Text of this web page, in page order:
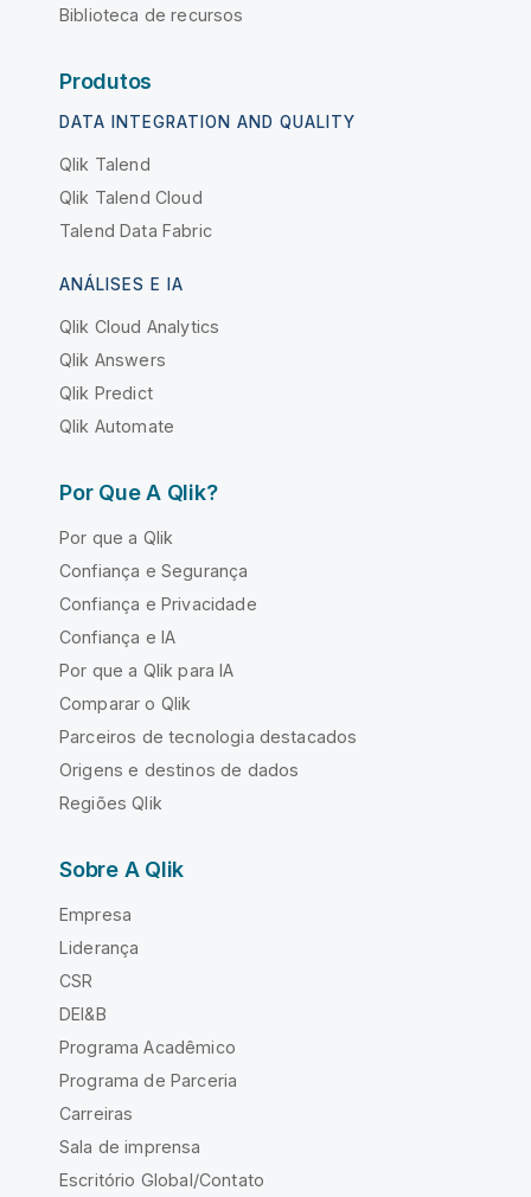
Biblioteca de recursos
Produtos
DATA INTEGRATION AND QUALITY
Qlik Talend
Qlik Talend Cloud
Talend Data Fabric
ANÁLISES E IA
Qlik Cloud Analytics
Qlik Answers
Qlik Predict
Qlik Automate
Por Que A Qlik?
Por que a Qlik
Confiança e Segurança
Confiança e Privacidade
Confiança e IA
Por que a Qlik para IA
Comparar o Qlik
Parceiros de tecnologia destacados
Origens e destinos de dados
Regiões Qlik
Sobre A Qlik
Empresa
Liderança
CSR
DEI&B
Programa Acadêmico
Programa de Parceria
Carreiras
Sala de imprensa
Escritório Global/Contato